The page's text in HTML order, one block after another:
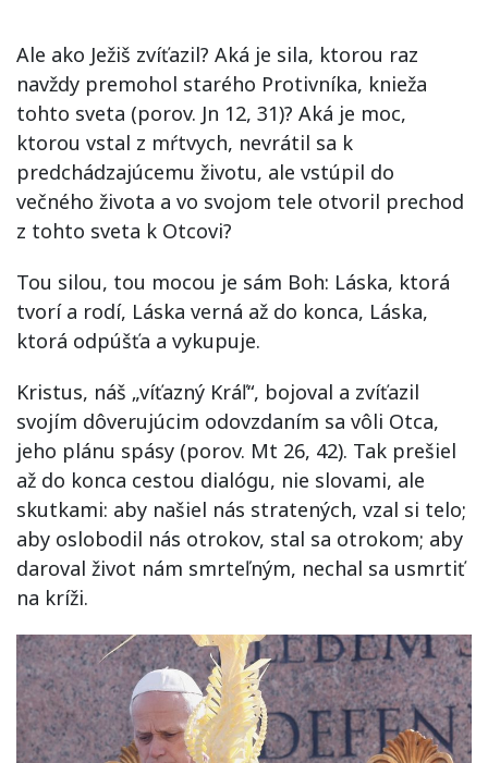
Ale ako Ježiš zvíťazil? Aká je sila, ktorou raz
navždy premohol starého Protivníka, knieža
tohto sveta (porov. Jn 12, 31)? Aká je moc,
ktorou vstal z mŕtvych, nevrátil sa k
predchádzajúcemu životu, ale vstúpil do
večného života a vo svojom tele otvoril prechod
z tohto sveta k Otcovi?
Tou silou, tou mocou je sám Boh: Láska, ktorá
tvorí a rodí, Láska verná až do konca, Láska,
ktorá odpúšťa a vykupuje.
Kristus, náš „víťazný Kráľ“, bojoval a zvíťazil
svojím dôverujúcim odovzdaním sa vôli Otca,
jeho plánu spásy (porov. Mt 26, 42). Tak prešiel
až do konca cestou dialógu, nie slovami, ale
skutkami: aby našiel nás stratených, vzal si telo;
aby oslobodil nás otrokov, stal sa otrokom; aby
daroval život nám smrteľným, nechal sa usmrtiť
na kríži.